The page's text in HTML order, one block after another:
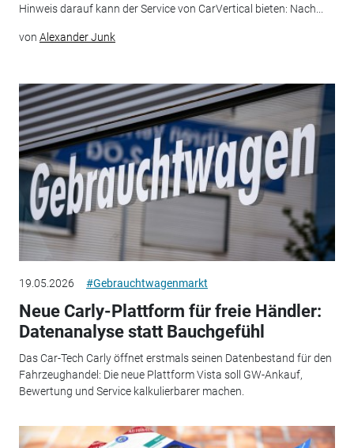
Hinweis darauf kann der Service von CarVertical bieten: Nach...
von Alexander Junk
19.05.2026 #Gebrauchtwagenmarkt
Neue Carly-Plattform für freie Händler:
Datenanalyse statt Bauchgefühl
Das Car-Tech Carly öffnet erstmals seinen Datenbestand für den
Fahrzeughandel: Die neue Plattform Vista soll GW-Ankauf,
Bewertung und Service kalkulierbarer machen.